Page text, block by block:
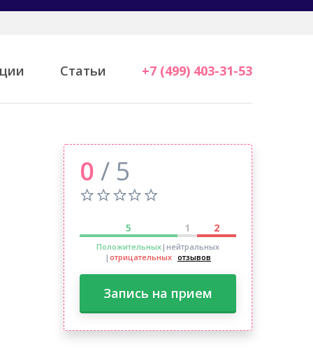
Статьи +7 (499) 403-31-53
0 / 5
5 1 2
Положительных|нейтральных
| отрицательных отзывов
Запись на прием